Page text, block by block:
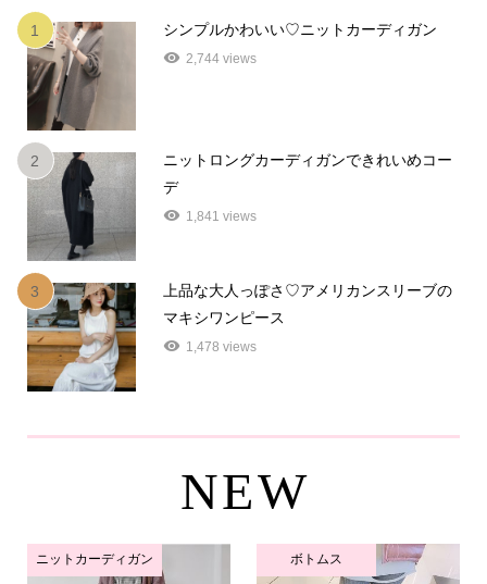
1 シンプルかわいい♡ニットカーディガン
2,744 views
2
ニットロングカーディガンできれいめコー
デ
1,841 views
3
上品な大人っぽさ♡アメリカンスリーブの
マキシワンピース
1,478 views
NEW
ニットカーディガン ボトムス